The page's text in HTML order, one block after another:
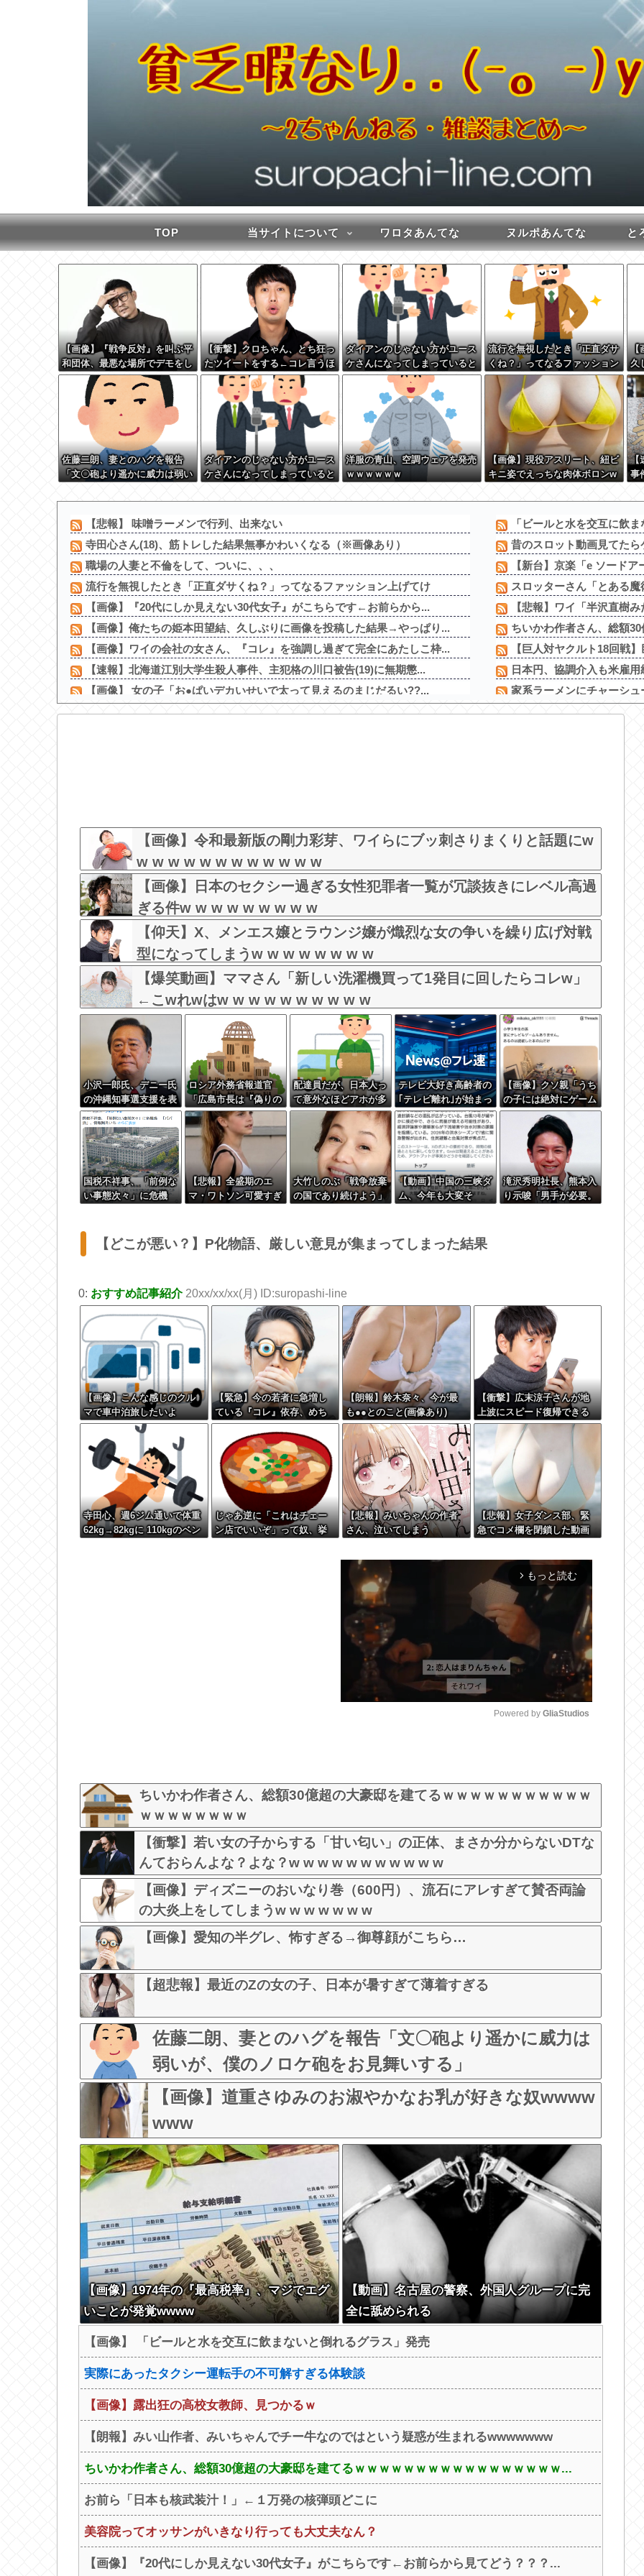
TOP 当サイトについて ワロタあんてな ヌルポあんてな と
【画像】『戦争反対』を叫ぶ平
和団体、最悪な場所でデモをし
てしまう
【衝撃】クロちゃん、とち狂っ
たツイートをする←コレ言うほ
どおかしいか？？？？？？
ダイアンのじゃない方がユース
ケさんになってしまっていると
いう事実←これ
流行を無視したとき「正直ダサ
くね？」ってなるファッション
上げてけ
【
久
→
w
佐藤二朗、妻とのハグを報告
「文〇砲より遥かに威力は弱い
る」
ダイアンのじゃない方がユース
ケさんになってしまっていると
洋服の青山、空調ウェアを発売
ｗｗｗｗｗｗ
【画像】現役アスリート、紐ビ
キニ姿でえっちな肉体ボロンw
【
事
と
【悲報】 味噌ラーメンで行列、出来ない
寺田心さん(18)、筋トレした結果無事かわいくなる（※画像あり）
職場の人妻と不倫をして、ついに、、、
流行を無視したとき「正直ダサくね？」ってなるファッション上げてけ
【画像】『20代にしか見えない30代女子』がこちらです←お前らから...
【画像】俺たちの姫本田望結、久しぶりに画像を投稿した結果→やっぱり...
【画像】ワイの会社の女さん、『コレ』を強調し過ぎて完全にあたしこ枠...
【速報】北海道江別大学生殺人事件、主犯格の川口被告(19)に無期懲...
【画像】 女の子「お●ぱいデカいせいで太って見えるのまじだるい??...
【画像】 ワイの会社の女さん、『コレ』を強調し過ぎて完全にあたしこ...
【悲報】佳子さま、あやうく「おパンツ」がお見えになってしまうw
「ビールと水を交互に飲
昔のスロット動画見てた
【新台】京楽「e ソード
スロッターさん「とある
【悲報】ワイ「半沢直樹
ちいかわ作者さん、総額
【巨人対ヤクルト18回戦
日本円、協調介入も米雇
家系ラーメンにチャーシ
日米のレアアース脱中国
【画像】令和最新版の剛力彩芽、ワイらにブッ刺さりまくりと話題にw
w w w w w w w w w w w w
【画像】日本のセクシー過ぎる女性犯罪者一覧が冗談抜きにレベル高過
ぎる件w w w w w w w w w
【仰天】X、メンエス嬢とラウンジ嬢が熾烈な女の争いを繰り広げ対戦
型になってしまうw w w w w w w w
【爆笑動画】ママさん「新しい洗濯機買って1発目に回したらコレw」
←こwれwはw w w w w w w w w w
小沢一郎氏、デニー氏
の沖縄知事選支援を表
明。デニー氏を支援し
ない中革連を批判
ロシア外務省報道官
「広島市長は『偽りの
呪文』繰り返してい
る」 平和宣言を非難
配達員だが、日本人っ
て意外なほどアホが多
いなと思う
テレビ大好き高齢者の
｢テレビ離れ｣が始まっ
た…
【画像】クソ親「うち
の子には絶対にゲーム
させないしテレビも見
させない！！！！！」
国税不祥事、「前例な
い事態次々」に危機
【悲報】全盛期のエ
マ・ワトソン可愛すぎ
大竹しのぶ「戦争放棄
の国であり続けよう」
【動画】中国の三峡ダ
ム、今年も大変そ
滝沢秀明社長、熊本入
り示唆「男手が必要。
【どこが悪い？】P化物語、厳しい意見が集まってしまった結果
0: おすすめ記事紹介20xx/xx/xx(月) ID:suropashi-line
【画像】こんな感じのクル
マで車中泊旅したいよ
な？？？
【緊急】今の若者に急増し
ている『コレ』依存、めち
ゃくちゃ深刻な模様w w w
w w w w w w w
【朗報】鈴木奈々、今が最
も●●とのこと(画像あり)
【衝撃】広末涼子さんが地
上波にスピード復帰できる
理由←コレ、誰にも分から
ない模様w w w w w w w w
寺田心、週6ジム通いで体重
62kg→82kgに 110kgのベン
じゃあ逆に「これはチェー
ン店でいいぞ」って奴、挙
【悲報】みいちゃんの作者
さん、泣いてしまう
【悲報】女子ダンス部、緊
急でコメ欄を閉鎖した動画
t
Powered by GliaStudios
ちいかわ作者さん、総額30億超の大豪邸を建てるｗｗｗｗｗｗｗｗｗｗｗ
ｗｗｗｗｗｗｗｗ
【衝撃】若い女の子からする「甘い匂い」の正体、まさか分からないDTな
んておらんよな？よな？w w w w w w w w w w w
【画像】ディズニーのおいなり巻（600円）、流石にアレすぎて賛否両論
の大炎上をしてしまうw w w w w w w
【画像】愛知の半グレ、怖すぎる→御尊顔がこちら…
【超悲報】最近のZの女の子、日本が暑すぎて薄着すぎる
佐藤二朗、妻とのハグを報告「文〇砲より遥かに威力は
弱いが、僕のノロケ砲をお見舞いする」
【画像】道重さゆみのお淑やかなお乳が好きな奴wwww
www
【画像】1974年の『最高税率』、マジでエグ
いことが発覚wwww
【動画】名古屋の警察、外国人グループに完
全に舐められる
【画像】 「ビールと水を交互に飲まないと倒れるグラス」発売
実際にあったタクシー運転手の不可解すぎる体験談
【画像】露出狂の高校女教師、見つかるｗ
【朗報】みい山作者、みいちゃんでチー牛なのではという疑惑が生まれるwwwwwww
ちいかわ作者さん、総額30億超の大豪邸を建てるｗｗｗｗｗｗｗｗｗｗｗｗｗｗｗｗｗ...
お前ら「日本も核武装汁！」←１万発の核弾頭どこに
美容院ってオッサンがいきなり行っても大丈夫なん？
【画像】『20代にしか見えない30代女子』がこちらです←お前らから見てどう？？？...